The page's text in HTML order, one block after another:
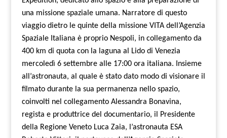
una missione spaziale umana. Narratore di questo
viaggio dietro le quinte della missione VITA dell’Agenzia
Spaziale Italiana è proprio Nespoli, in collegamento da
400 km di quota con la laguna al Lido di Venezia
mercoledì 6 settembre alle 17:00 ora italiana.
Insieme
all’astronauta, al quale è stato dato modo di visionare il
filmato durante la sua permanenza nello spazio,
coinvolti nel collegamento Alessandra Bonavina,
regista e produttrice del documentario, il Presidente
della Regione Veneto Luca Zaia, l’astronauta ESA